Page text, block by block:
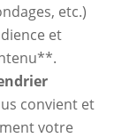
etc.)
et
convient et
votre